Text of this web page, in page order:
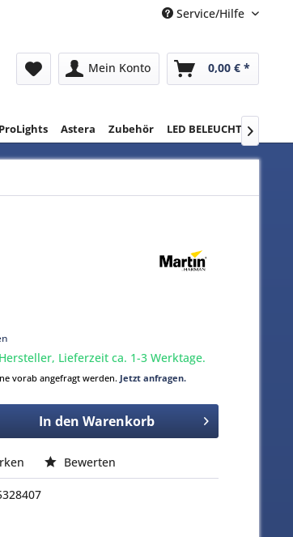
Service/Hilfe
Mein Konto 0,00 € *
ProLights Astera Zubehör LED BELEUCHTUNG

Lieferzeit ca. 1-3 Werktage.
vorab angefragt werden. Jetzt anfragen.
In den Warenkorb
Bewerten